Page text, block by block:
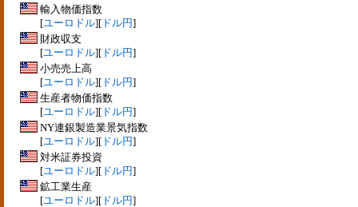
輸入物価指数
[ユーロドル][ ドル円]
財政収支
[ユーロドル][ ドル円]
小売売上高
[ユーロドル][ ドル円]
生産者物価指数
[ユーロドル][ ドル円]
NY連銀製造業景気指数
[ユーロドル][ ドル円]
対米証券投資
[ユーロドル][ ドル円]
鉱工業生産
[ユーロドル][ ドル円]